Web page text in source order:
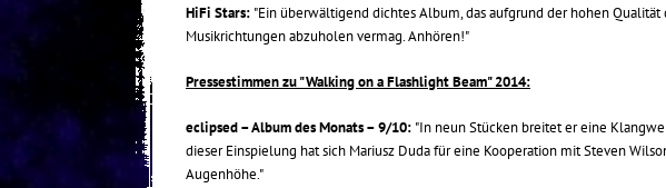
HiFi Stars: "Ein überwältigend dichtes Album, das aufgrund der hohen
Musikrichtungen abzuholen vermag. Anhören!"
Pressestimmen zu "Walking on a Flashlight Beam" 2014:
eclipsed – Album des Monats – 9/10: "In neun Stücken breitet er eine
dieser Einspielung hat sich Mariusz Duda für eine Kooperation mit Steven
Augenhöhe."